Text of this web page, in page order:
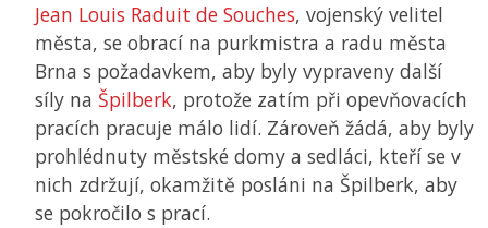
Jean Louis Raduit de Souches, vojenský velitel
města, se obrací na purkmistra a radu města
Brna s požadavkem, aby byly vypraveny další
síly na Špilberk, protože zatím při opevňovacích
pracích pracuje málo lidí. Zároveň žádá, aby byly
prohlédnuty městské domy a sedláci, kteří se v
nich zdržují, okamžitě posláni na Špilberk, aby
se pokročilo s prací.